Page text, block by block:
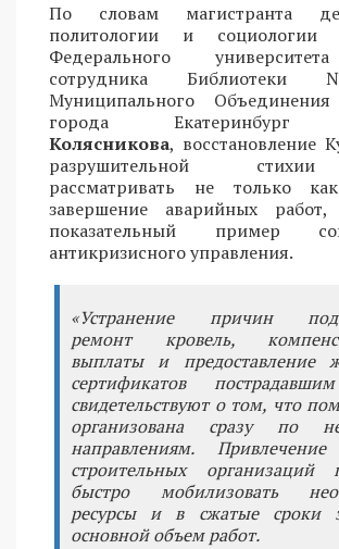
По словам магистранта
политологии и социологии
Федерального
сотрудника
Муниципального Объединения
города
Колясникова, восстановление
разрушительной
рассматривать не только
завершение аварийных
показательный пример
антикризисного управления.
«Устранение причин
ремонт кровель,
выплаты и предоставление
сертификатов
свидетельствуют о том, что
организована сразу по
направлениям.
строительных организаций
быстро мобилизовать
ресурсы и в сжатые сроки
основной объем работ.